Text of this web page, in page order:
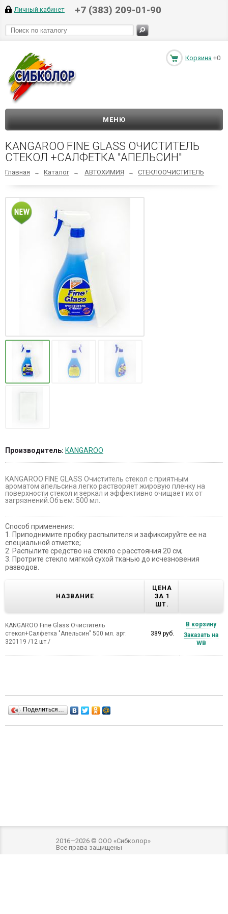
Личный кабинет +7 (383) 209-01-90
Корзина +0
МЕНЮ
KANGAROO FINE GLASS ОЧИСТИТЕЛЬ
СТЕКОЛ +САЛФЕТКА "АПЕЛЬСИН"
Главная → Каталог → АВТОХИМИЯ → СТЕКЛООЧИСТИТЕЛЬ
Производитель: KANGAROO
KANGAROO FINE GLASS Очиститель стекол с приятным
ароматом апельсина легко растворяет жировую пленку на
поверхности стекол и зеркал и эффективно очищает их от
загрязнений.Объем: 500 мл.
Способ применения:
1. Приподнимите пробку распылителя и зафиксируйте ее на
специальной отметке;
2. Распылите средство на стекло с расстояния 20 см;
3. Протрите стекло мягкой сухой тканью до исчезновения
разводов.
НАЗВАНИЕ
ЦЕНА
ЗА 1
ШТ.
KANGAROO Fine Glass Очиститель
стекол+Салфетка "Апельсин" 500 мл. арт.
320119 /12 шт./
389 руб.
В корзину
Заказать на
WB
Поделиться…
2016—2026 © ООО «Сибколор»
Все права защищены